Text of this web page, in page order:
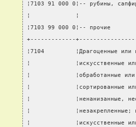
¦7103 91 000 0¦-- рубины,
¦             ¦
¦7103 99 000 0¦--
+-------------
¦7104         ¦Драгоценные
¦             ¦искусственные
¦             ¦обработанные
¦             ¦сортированные
¦             ¦ненанизанные,
¦
¦             ¦искусственные